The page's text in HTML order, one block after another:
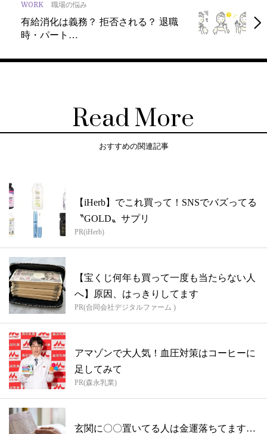
WORK 職場の悩み
有給消化は義務？ 拒否される？ 退職
時・パート…
Read More
おすすめの関連記事
【iHerb】でこれ買って！SNSでバズってる
〝GOLD〟サプリ
PR(iHerb)
【宝くじ何年も買って一度も当たらない人
へ】原因、はっきりしてます
PR(合同会社デジタルファーム )
アマゾンで大人気！血圧対策はコーヒーに
足してみて
PR(森永乳業)
玄関に〇〇置いてる人は金運落ちてます…